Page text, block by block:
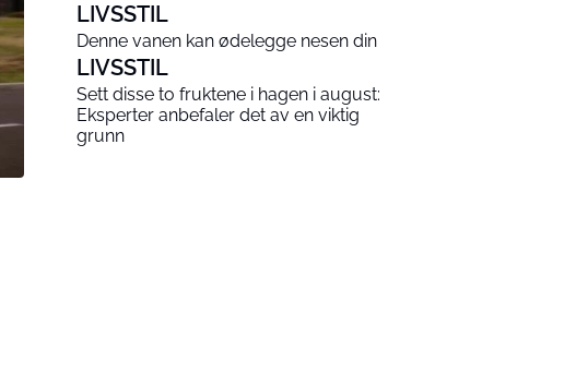
LIVSSTIL
Denne vanen kan ødelegge nesen din
LIVSSTIL
Sett disse to fruktene i hagen i august:
Eksperter anbefaler det av en viktig
grunn